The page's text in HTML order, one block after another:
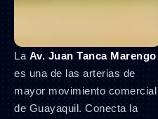
La Av. Juan Tanca Marengo
es una de las arterias de
mayor movimiento comercial
de Guayaquil. Conecta la